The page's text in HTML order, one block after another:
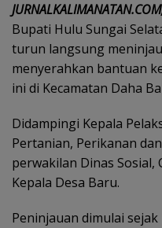
Bupati Hulu Sungai
turun langsung
menyerahkan bantuan
ini di Kecamatan Daha
Didampingi Kepala
Pertanian, Perikanan
perwakilan Dinas Sosial,
Kepala Desa Baru.
Peninjauan dimulai